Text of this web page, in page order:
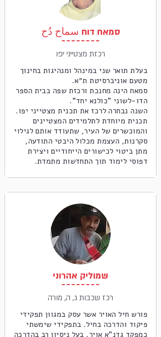
סמאח דוח سماح دُح
רכזת מצטייני יפו
בעלת תואר שני במינהל ומנהיגות בחינוך
מטעם אוניברסיטת ת״א.
סמאח הינה מחנכת ורכזת שפה בבית הספר
הדו-לשוני "כולנא יחד".
השנה נבחרה לרכז את תכנית מצטייני יפו.
תכנית מיוחדת לתלמידים המצטיינים
והמוכשרים של העיר, שתעודד אותם לגילוי
סקרנות, העצמת מכלול היבטי התודעה,
מתן ביטוי לכישורים הייחודיים ויצירת
דפוסי לימוד תוך התחדשות מתמדת.
שמוליק אהרוני
רכז שכבות ג, ה, מורה
פורש חיל האויר אשר עסק במגוון תפקידי
פיקוד והדרכה בחיל. בתפקידי שימשתי
כמפקד גדנ"א אויר. בעל ניסיון רב בהדרכה